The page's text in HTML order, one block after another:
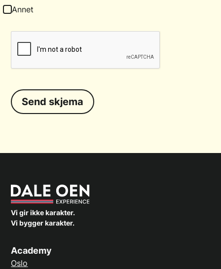
Annet
Vi gir ikke karakter.
Vi bygger karakter.
Academy
Oslo